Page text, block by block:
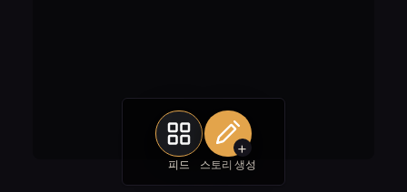
피드
+
스토리 생성